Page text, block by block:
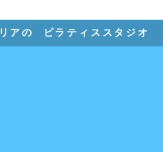
アの ピラティススタジオ